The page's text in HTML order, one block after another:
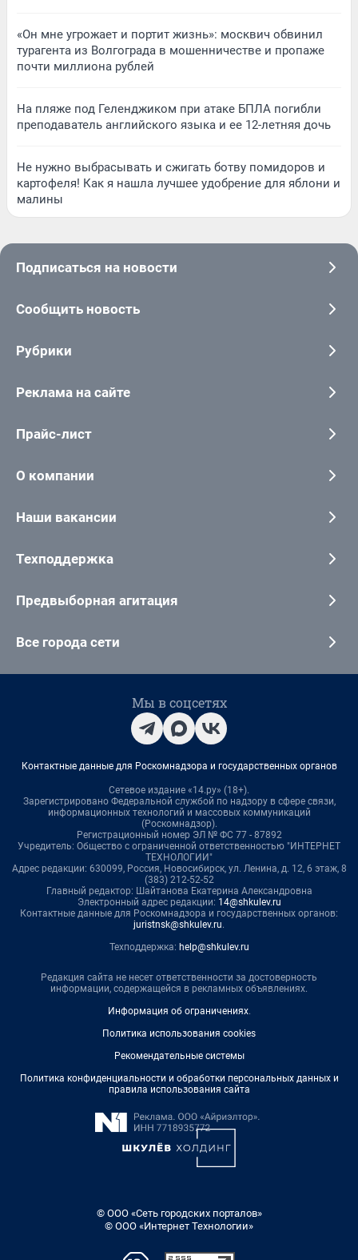
«Он мне угрожает и портит жизнь»: москвич обвинил
турагента из Волгограда в мошенничестве и пропаже
почти миллиона рублей
На пляже под Геленджиком при атаке БПЛА погибли
преподаватель английского языка и ее 12-летняя дочь
Не нужно выбрасывать и сжигать ботву помидоров и
картофеля! Как я нашла лучшее удобрение для яблони и
малины
Подписаться на новости
Сообщить новость
Рубрики
Реклама на сайте
Прайс-лист
О компании
Наши вакансии
Техподдержка
Предвыборная агитация
Все города сети
Мы в соцсетях
Контактные данные для Роскомнадзора и государственных органов
Сетевое издание «14.ру» (18+).
Зарегистрировано Федеральной службой по надзору в сфере связи,
информационных технологий и массовых коммуникаций
(Роскомнадзор).
Регистрационный номер ЭЛ № ФС 77 - 87892
Учредитель: Общество с ограниченной ответственностью "ИНТЕРНЕТ
ТЕХНОЛОГИИ"
Адрес редакции: 630099, Россия, Новосибирск, ул. Ленина, д. 12, 6 этаж, 8
(383) 212-52-52
Главный редактор: Шайтанова Екатерина Александровна
Электронный адрес редакции: 14@shkulev.ru
Контактные данные для Роскомнадзора и государственных органов:
juristnsk@shkulev.ru.
Техподдержка: help@shkulev.ru
Редакция сайта не несет ответственности за достоверность
информации, содержащейся в рекламных объявлениях.
Информация об ограничениях.
Политика использования cookies
Рекомендательные системы
Политика конфиденциальности и обработки персональных данных и
правила использования сайта
© ООО «Сеть городских порталов»
© ООО «Интернет Технологии»